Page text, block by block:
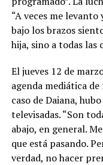
“A veces me
bajo los brazos
hija, sino a todas las
El jueves 12 de
agenda mediática
caso de Daiana,
televisadas. “Son
abajo, en general.
que está pasando.
verdad, no hacer